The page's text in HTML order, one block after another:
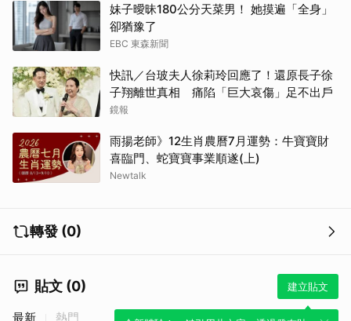
妹子曖昧180公分天菜男！ 她摸遍「全身」
卻猶豫了
EBC 東森新聞
快訊／台玻夫人徐莉玲回應了！還原長子徐
子翔離世真相 痛陷「巨大哀傷」足不出戶
鏡報
雨揚老師》12生肖農曆7月運勢：牛寶寶財
喜臨門、蛇寶寶事業順遂(上)
Newtalk
轉發 (0)
貼文 (0) 建立貼文
最新 熱門